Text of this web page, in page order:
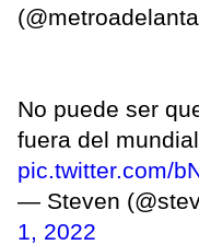
No puede ser
fuera del
pic.twitter.com/
— Steven
1, 2022